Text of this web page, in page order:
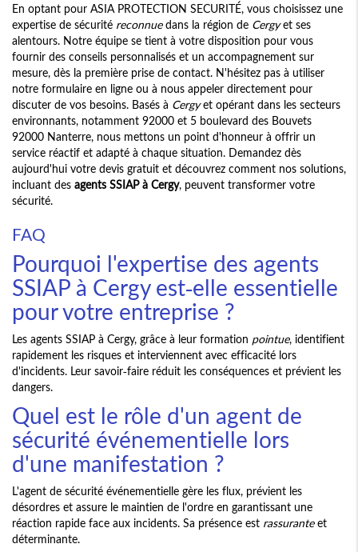
En optant pour ASIA PROTECTION SECURITÉ, vous choisissez une
expertise de sécurité reconnuedans la région de Cergyet ses
alentours. Notre équipe se tient à votre disposition pour vous
fournir des conseils personnalisés et un accompagnement sur
mesure, dès la première prise de contact. N'hésitez pas à utiliser
notre formulaire en ligne ou à nous appeler directement pour
discuter de vos besoins. Basés à Cergyet opérant dans les secteurs
environnants, notamment 92000 et 5 boulevard des Bouvets
92000 Nanterre, nous mettons un point d'honneur à offrir un
service réactif et adapté à chaque situation. Demandez dès
aujourd'hui votre devis gratuit et découvrez comment nos solutions,
incluant des agents SSIAP à Cergy, peuvent transformer votre
sécurité.
FAQ
Pourquoi l'expertise des agents
SSIAP à Cergy est-elle essentielle
pour votre entreprise ?
Les agents SSIAP à Cergy, grâce à leur formation pointue, identifient
rapidement les risques et interviennent avec efficacité lors
d'incidents. Leur savoir-faire réduit les conséquences et prévient les
dangers.
Quel est le rôle d'un agent de
sécurité événementielle lors
d'une manifestation ?
L'agent de sécurité événementielle gère les flux, prévient les
désordres et assure le maintien de l'ordre en garantissant une
réaction rapide face aux incidents. Sa présence est rassuranteet
déterminante.